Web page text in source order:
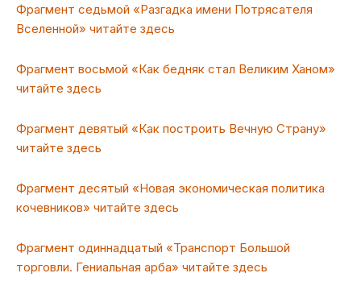
Фрагмент седьмой «Разгадка имени Потрясателя
Вселенной» читайте здесь
Фрагмент восьмой «Как бедняк стал Великим Ханом»
читайте здесь
Фрагмент девятый «Как построить Вечную Страну»
читайте здесь
Фрагмент десятый «Новая экономическая политика
кочевников» читайте здесь
Фрагмент одиннадцатый «Транспорт Большой
торговли. Гениальная арба» читайте здесь